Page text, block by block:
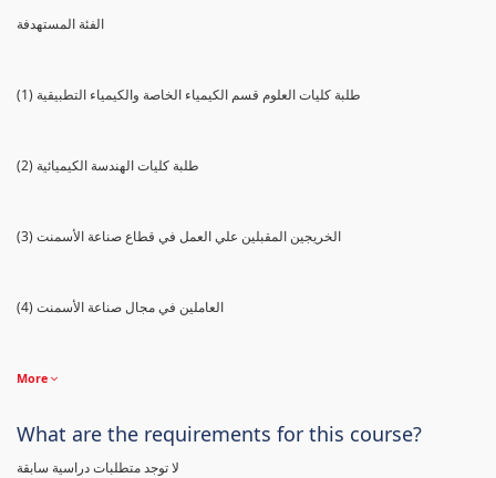
الفئة المستهدفة
(1) طلبة كليات العلوم قسم الكيمياء الخاصة والكيمياء التطبيقية
(2) طلبة كليات الهندسة الكيميائية
(3) الخريجين المقبلين علي العمل في قطاع صناعة الأسمنت
(4) العاملين في مجال صناعة الأسمنت
More
What are the requirements for this course?
لا توجد متطلبات دراسية سابقة